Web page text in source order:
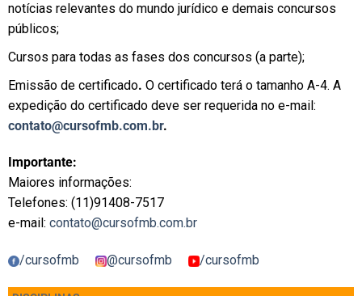
notícias relevantes do mundo jurídico e demais concursos
públicos;
Cursos para todas as fases dos concursos (a parte);
Emissão de certificado. O certificado terá o tamanho A-4. A
expedição do certificado deve ser requerida no e-mail:
contato@cursofmb.com.br.
Importante:
Maiores informações:
Telefones: (11)91408-7517
e-mail: contato@cursofmb.com.br
/cursofmb @cursofmb /cursofmb